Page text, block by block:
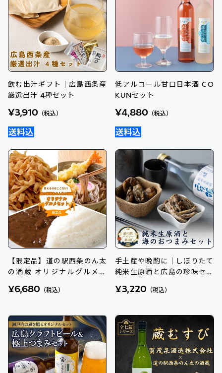
飲む出汁ギフト｜広島西条産
厳選出汁 4種セット
¥3,910 （税込）
低アルコール甘口日本酒 CO
KUNセット
¥4,880 （税込）
【限定品】道の駅西条のん太
の酒蔵 オリジナルグルメ詰
¥6,680 （税込）
手土産や晩酌に｜しぼりたて
純米生原酒と広島の珍味セッ
¥3,220 （税込）